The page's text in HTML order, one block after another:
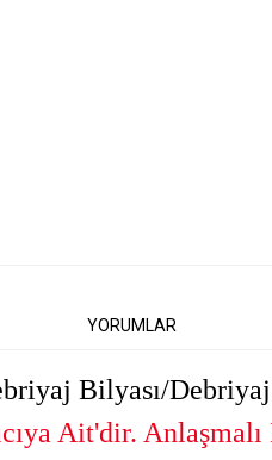
YORUMLAR
Bilyası/
Ait'dir. Anlaşmalı